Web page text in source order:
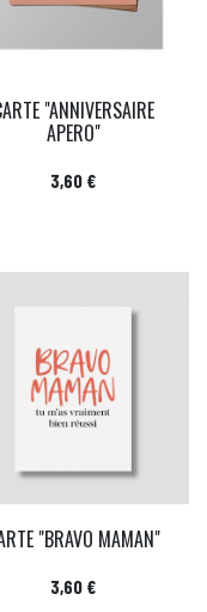
"ANNIVERSAIRE
APERO"
Prix
3,60 €
"BRAVO MAMAN"
Prix
3,60 €